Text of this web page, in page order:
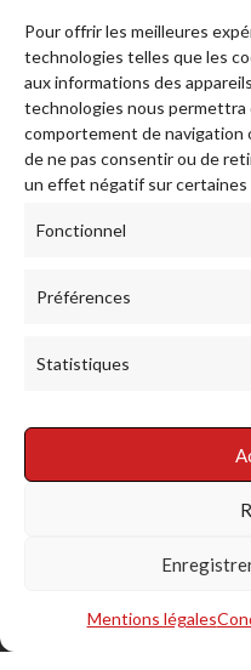
Pour offrir les meilleures
technologies telles que les
aux informations des
technologies nous
comportement de navigation
de ne pas consentir ou de
un effet négatif sur
Fonctionnel
Préférences
Statistiques
Mentions légales
Afficher plus...
S'INSCRIRE À LA